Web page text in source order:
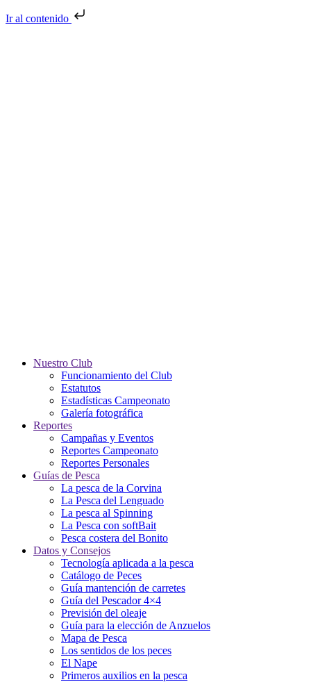
Ir al contenido
Nuestro Club
Funcionamiento del Club
Estatutos
Estadísticas Campeonato
Galería fotográfica
Reportes
Campañas y Eventos
Reportes Campeonato
Reportes Personales
Guías de Pesca
La pesca de la Corvina
La Pesca del Lenguado
La pesca al Spinning
La Pesca con softBait
Pesca costera del Bonito
Datos y Consejos
Tecnología aplicada a la pesca
Catálogo de Peces
Guía mantención de carretes
Guía del Pescador 4×4
Previsión del oleaje
Guía para la elección de Anzuelos
Mapa de Pesca
Los sentidos de los peces
El Nape
Primeros auxilios en la pesca